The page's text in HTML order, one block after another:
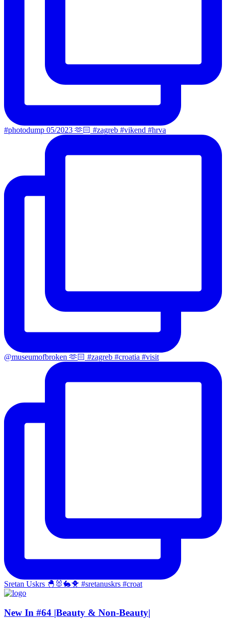
#photodump 05/2023 🫶🏻 #zagreb #vikend #hrva
@museumofbroken 🫶🏻 #zagreb #croatia #visit
Sretan Uskrs 🐣🐰🐇🐥 #sretanuskrs #croat
New In #64 |Beauty & Non-Beauty|